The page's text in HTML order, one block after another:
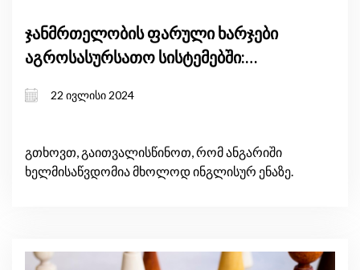
ჯანმრთელობის ფარული ხარჯები
აგროსასურსათო სისტემებში:
საპასუხო პოლიტიკა სამხრეთ
22 ივლისი 2024
გთხოვთ, გაითვალისწინოთ, რომ ანგარიში
ხელმისაწვდომია მხოლოდ ინგლისურ ენაზე.